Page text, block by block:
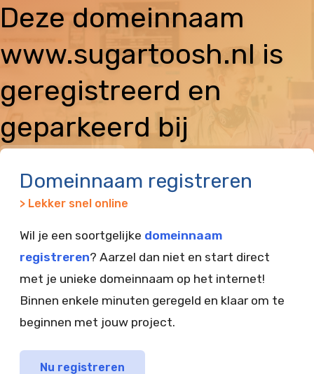
Deze domeinnaam
www.sugartoosh.nl is
geregistreerd en
geparkeerd bij
Domeinnaam registreren
> Lekker snel online
Wil je een soortgelijke domeinnaam
registreren? Aarzel dan niet en start direct
met je unieke domeinnaam op het internet!
Binnen enkele minuten geregeld en klaar om te
beginnen met jouw project.
Nu registreren